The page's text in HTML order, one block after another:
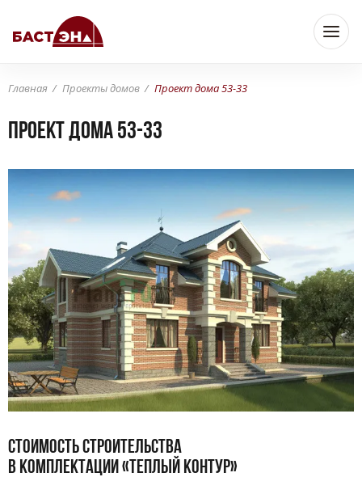
Главная Проекты домов Проект дома 53-33
Проект дома 53-33
СТОИМОСТЬ СТРОИТЕЛЬСТВА
В КОМПЛЕКТАЦИИ «ТЕПЛЫЙ КОНТУР»